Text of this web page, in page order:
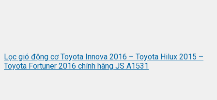
Lọc gió động cơ Toyota Innova 2016 – Toyota Hilux 2015 –
Toyota Fortuner 2016 chính hãng JS A1531